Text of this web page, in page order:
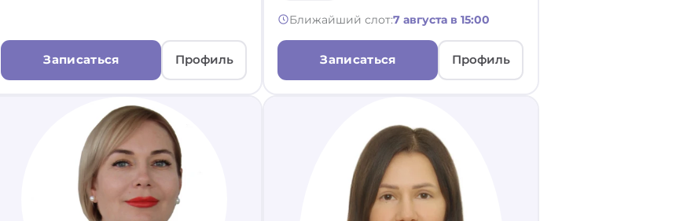
Записаться Профиль
Ближайший слот:7 августа в 15:00
Записаться Профиль